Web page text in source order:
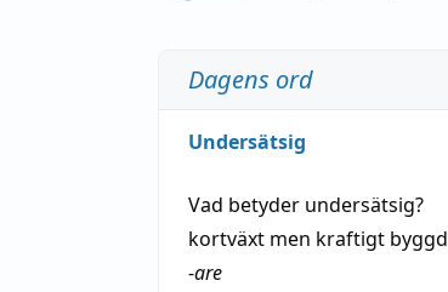
Dagens ord
Undersätsig
Vad betyder undersätsig?
kortväxt men kraftigt byggd
-are